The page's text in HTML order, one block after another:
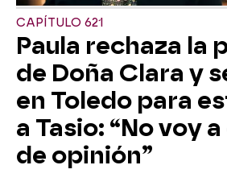
CAPÍTULO 621
Paula rechaza la
de Doña Clara y
en Toledo para
a Tasio: “No voy
de opinión”